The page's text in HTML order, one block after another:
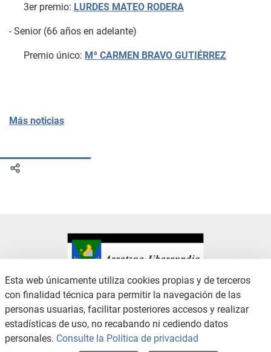
3er premio: LURDES MATEO RODERA
- Senior (66 años en adelante)
Premio único: Mª CARMEN BRAVO GUTIÉRREZ
Más noticias
Esta web únicamente utiliza cookies propias y de terceros
con finalidad técnica para permitir la navegación de las
personas usuarias, facilitar posteriores accesos y realizar
estadísticas de uso, no recabando ni cediendo datos
personales. Consulte la Política de privacidad